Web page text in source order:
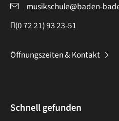
musikschule@baden-
(07221) 9323-51
Öffnungszeiten & Kontakt
Schnell gefunden